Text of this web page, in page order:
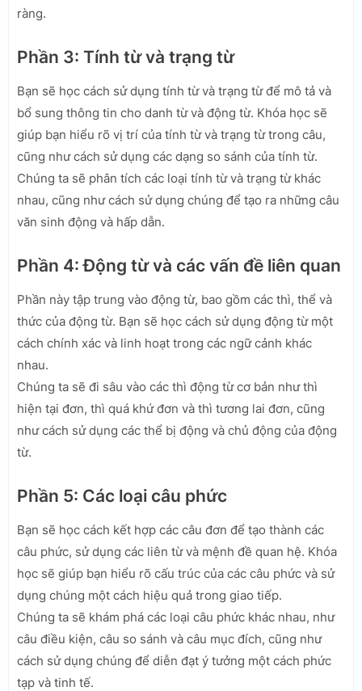
ràng.
Phần 3: Tính từ và trạng từ
Bạn sẽ học cách sử dụng tính từ và trạng từ để mô tả và
bổ sung thông tin cho danh từ và động từ. Khóa học sẽ
giúp bạn hiểu rõ vị trí của tính từ và trạng từ trong câu,
cũng như cách sử dụng các dạng so sánh của tính từ.
Chúng ta sẽ phân tích các loại tính từ và trạng từ khác
nhau, cũng như cách sử dụng chúng để tạo ra những câu
văn sinh động và hấp dẫn.
Phần 4: Động từ và các vấn đề liên quan
Phần này tập trung vào động từ, bao gồm các thì, thể và
thức của động từ. Bạn sẽ học cách sử dụng động từ một
cách chính xác và linh hoạt trong các ngữ cảnh khác
nhau.
Chúng ta sẽ đi sâu vào các thì động từ cơ bản như thì
hiện tại đơn, thì quá khứ đơn và thì tương lai đơn, cũng
như cách sử dụng các thể bị động và chủ động của động
từ.
Phần 5: Các loại câu phức
Bạn sẽ học cách kết hợp các câu đơn để tạo thành các
câu phức, sử dụng các liên từ và mệnh đề quan hệ. Khóa
học sẽ giúp bạn hiểu rõ cấu trúc của các câu phức và sử
dụng chúng một cách hiệu quả trong giao tiếp.
Chúng ta sẽ khám phá các loại câu phức khác nhau, như
câu điều kiện, câu so sánh và câu mục đích, cũng như
cách sử dụng chúng để diễn đạt ý tưởng một cách phức
tạp và tinh tế.